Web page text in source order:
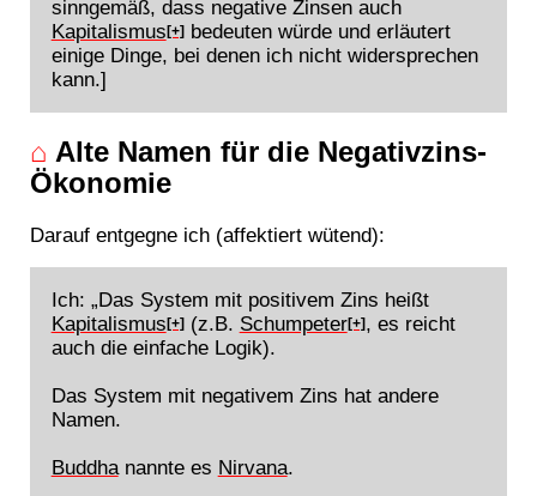
sinngemäß, dass negative Zinsen auch
Kapitalismus [+]bedeuten würde und erläutert
einige Dinge, bei denen ich nicht widersprechen
kann.]
⌂ Alte Namen für die Negativzins-
Ökonomie
Darauf entgegne ich (affektiert wütend):
Ich: „Das System mit positivem Zins heißt
Kapitalismus [+](z.B. Schumpeter[+], es reicht
auch die einfache Logik).
Das System mit negativem Zins hat andere
Namen.
Buddhanannte es Nirvana.